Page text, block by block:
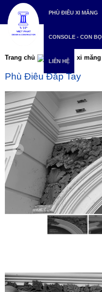
PHÙ ĐIÊU XI MĂNG
CONSOLE - CON BỌ
LIÊN HỆ
Trang chủ Phù điêu xi măng
Phù Điêu Đắp Tay